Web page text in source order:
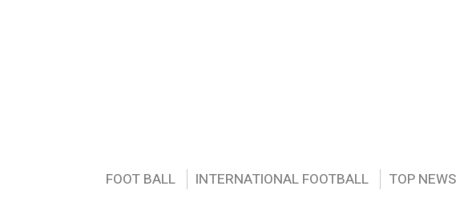
FOOT BALL INTERNATIONAL FOOTBALL TOP NEWS